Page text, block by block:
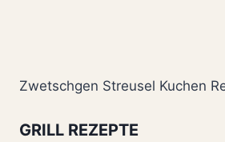
Zwetschgen Streusel Kuchen
GRILL REZEPTE